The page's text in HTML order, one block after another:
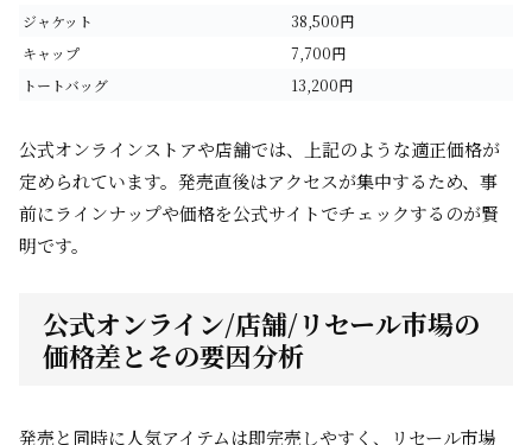
ジャケット
38,500円
キャップ
7,700円
トートバッグ
13,200円
公式オンラインストアや店舗では、上記のような適正価格が
定められています。発売直後はアクセスが集中するため、事
前にラインナップや価格を公式サイトでチェックするのが賢
明です。
公式オンライン/店舗/リセール市場の
価格差とその要因分析
発売と同時に人気アイテムは即完売しやすく、リセール市場